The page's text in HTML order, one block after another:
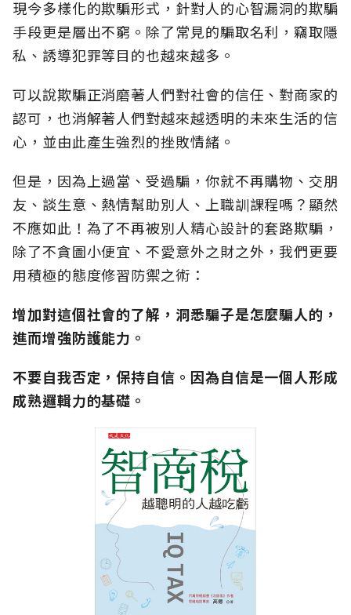
現今多樣化的欺騙形式，針對人的心智漏洞的欺騙
手段更是層出不窮。除了常見的騙取名利，竊取隱
私、誘導犯罪等目的也越來越多。
可以說欺騙正消磨著人們對社會的信任、對商家的
認可，也消解著人們對越來越透明的未來生活的信
心，並由此產生強烈的挫敗情緒。
但是，因為上過當、受過騙，你就不再購物、交朋
友、談生意、熱情幫助別人、上職訓課程嗎？顯然
不應如此！為了不再被別人精心設計的套路欺騙，
除了不貪圖小便宜、不愛意外之財之外，我們更要
用積極的態度修習防禦之術：
增加對這個社會的了解，洞悉騙子是怎麼騙人的，
進而增強防護能力。
不要自我否定，保持自信。因為自信是一個人形成
成熟邏輯力的基礎。